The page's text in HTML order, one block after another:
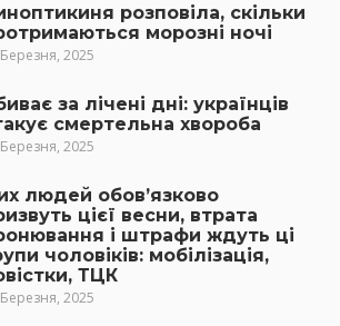
розповіла, скільки
морозні ночі
2025
за лічені дні: українців
смертельна хвороба
2025
людей обов’язково
цієї весни, втрата
і штрафи ждуть ці
чоловіків: мобілізація,
ТЦК
2025